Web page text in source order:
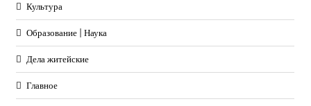
Культура
Образование | Наука
Дела житейские
Главное